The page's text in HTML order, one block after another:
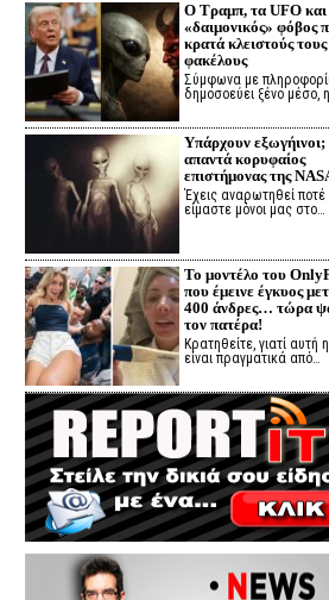
Ο Τραμπ, τα UFO και
«δαιμονικός» φόβος
κρατά κλειστούς τους
φακέλους
Σύμφωνα με
δημοσοεύει ξένο μέσο, η…
Υπάρχουν εξωγήινοι;
απαντά κορυφαίος
επιστήμονας της
Έχεις αναρωτηθεί ποτέ
είμαστε μόνοι μας στο…
Το μοντέλο του
που έμεινε έγκυος
400 άνδρες… τώρα
τον πατέρα!
Κρατηθείτε, γιατί αυτή
είναι πραγματικά από…